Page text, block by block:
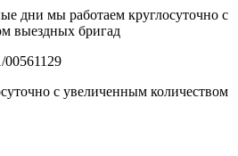
дни мы работаем круглосуточно с
выездных бригад
с увеличенным количеством